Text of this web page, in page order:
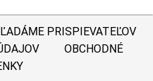
PRISPIEVATEĽOV
OBCHODNÉ